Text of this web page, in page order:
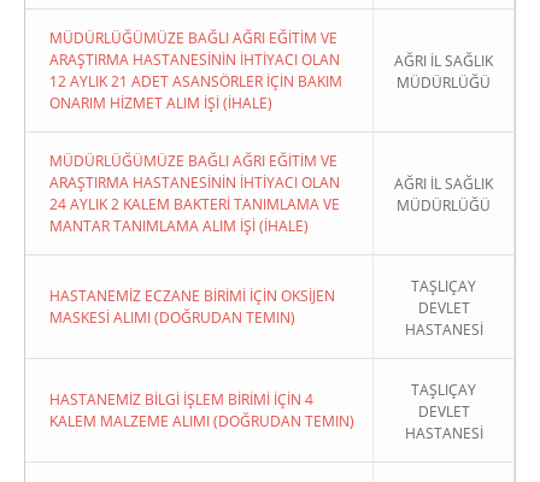
MÜDÜRLÜĞÜMÜZE BAĞLI AĞRI EĞİTİM VE
ARAŞTIRMA HASTANESİNİN İHTİYACI OLAN
12 AYLIK 21 ADET ASANSÖRLER İÇİN BAKIM
ONARIM HİZMET ALIM İŞİ (İHALE)
AĞRI İL SAĞLIK
MÜDÜRLÜĞÜ
MÜDÜRLÜĞÜMÜZE BAĞLI AĞRI EĞİTİM VE
ARAŞTIRMA HASTANESİNİN İHTİYACI OLAN
24 AYLIK 2 KALEM BAKTERİ TANIMLAMA VE
MANTAR TANIMLAMA ALIM İŞİ (İHALE)
AĞRI İL SAĞLIK
MÜDÜRLÜĞÜ
HASTANEMİZ ECZANE BİRİMİ İÇİN OKSİJEN
MASKESİ ALIMI (DOĞRUDAN TEMIN)
TAŞLIÇAY
DEVLET
HASTANESİ
HASTANEMİZ BİLGİ İŞLEM BİRİMİ İÇİN 4
KALEM MALZEME ALIMI (DOĞRUDAN TEMIN)
TAŞLIÇAY
DEVLET
HASTANESİ